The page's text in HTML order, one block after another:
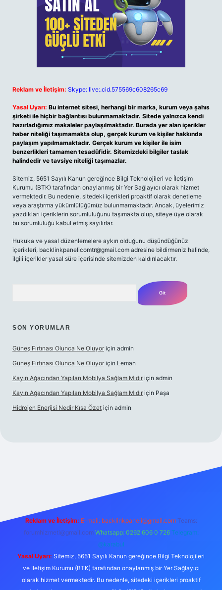
Reklam ve İletişim: Skype: live:.cid.575569c608265c69
Yasal Uyarı: Bu internet sitesi, herhangi bir marka, kurum veya şahıs
şirketi ile hiçbir bağlantısı bulunmamaktadır. Sitede yalnızca kendi
hazırladığımız makaleler paylaşılmaktadır. Burada yer alan içerikler
haber niteliği taşımamakta olup, gerçek kurum ve kişiler hakkında
paylaşım yapılmamaktadır. Gerçek kurum ve kişiler ile isim
benzerlikleri tamamen tesadüfidir. Sitemizdeki bilgiler taslak
halindedir ve tavsiye niteliği taşımazlar.
Sitemiz, 5651 Sayılı Kanun gereğince Bilgi Teknolojileri ve İletişim
Kurumu (BTK) tarafından onaylanmış bir Yer Sağlayıcı olarak hizmet
vermektedir. Bu nedenle, sitedeki içerikleri proaktif olarak denetleme
veya araştırma yükümlülüğümüz bulunmamaktadır. Ancak, üyelerimiz
yazdıkları içeriklerin sorumluluğunu taşımakta olup, siteye üye olarak
bu sorumluluğu kabul etmiş sayılırlar.
Hukuka ve yasal düzenlemelere aykırı olduğunu düşündüğünüz
içerikleri, backlinkpanelicomtr@gmail.com adresine bildirmeniz halinde,
ilgili içerikler yasal süre içerisinde sitemizden kaldırılacaktır.
SON YORUMLAR
Güneş Fırtınası Olunca Ne Oluyor için admin
Güneş Fırtınası Olunca Ne Oluyor için Leman
Kayın Ağacından Yapılan Mobilya Sağlam Mıdır için admin
Kayın Ağacından Yapılan Mobilya Sağlam Mıdır için Paşa
Hidrojen Enerjisi Nedir Kısa Özet için admin
https://www.betexper.xyz/
Reklam ve İletişim: E-mail: backlinkpaneli@gmail.com Teams:
forumhizmeti@gmail.com Whatsapp: 0262 606 0 726 Telegram:
@karabul
Yasal Uyarı: Sitemiz, 5651 Sayılı Kanun gereğince Bilgi Teknolojileri
ve İletişim Kurumu (BTK) tarafından onaylanmış bir Yer Sağlayıcı
olarak hizmet vermektedir. Bu nedenle, sitedeki içerikleri proaktif